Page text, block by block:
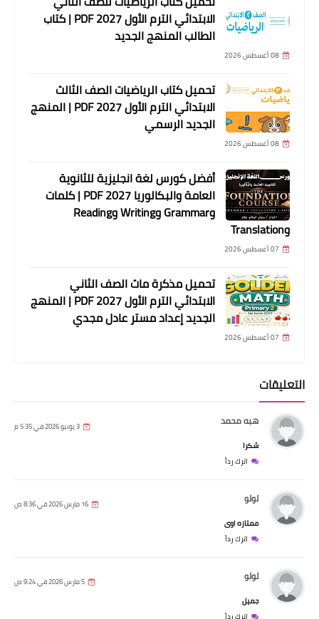
الابتدائي الترم الأول 2027 PDF | كتاب
الطالب المنهج الجديد
08 أغسطس 2026
تحميل كتاب الرياضيات الصف الثالث
الابتدائي الترم الأول 2027 PDF | المنهج
الجديد الرسمي
08 أغسطس 2026
أفضل كورس لغة انجليزية للثانوية
العامة والبكالوريا 2027 PDF | كلمات
وGrammar وWriting وReading
وTranslation
07 أغسطس 2026
تحميل مذكرة ماث الصف الثاني
الابتدائي الترم الأول 2027 PDF | المنهج
الجديد إعداد مستر عادل مجدي
07 أغسطس 2026
التعليقات
هبه محمد 3 يونيو 2026 في 5:35 م
شكرا
اترك رداً
لولو 16 مارس 2026 في 8:36 ص
ممتازه اوى
اترك رداً
لولو 5 مارس 2026 في 9:24 ص
جميل